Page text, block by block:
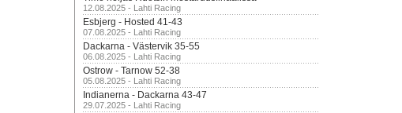
12.08.2025 - Lahti Racing
Esbjerg - Hosted 41-43
07.08.2025 - Lahti Racing
Dackarna - Västervik 35-55
06.08.2025 - Lahti Racing
Ostrow - Tarnow 52-38
05.08.2025 - Lahti Racing
Indianerna - Dackarna 43-47
29.07.2025 - Lahti Racing